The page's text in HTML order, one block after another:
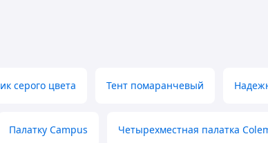
серого цвета Тент помаранчевый
Палатку Campus Четырехместная палатка